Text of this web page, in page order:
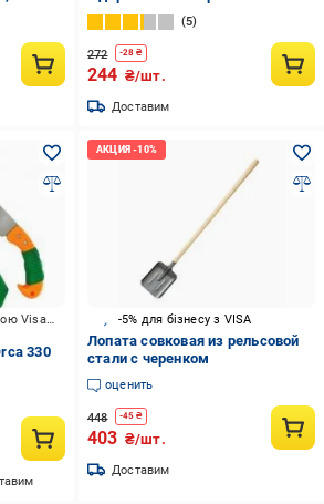
цвет
древком
5
272 -28 ₴
244 ₴/шт.
Доставим
До -10% з суперкредиткою Visa Вигода
330
-5% для бізнесу з VISA
Лопата совковая из рельсовой
стали с черенком
оценить
448 -45 ₴
403 ₴/шт.
Доставим